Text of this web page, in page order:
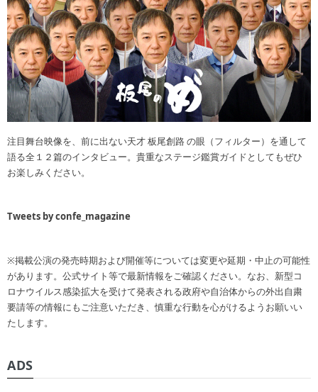
注目舞台映像を、前に出ない天才 板尾創路 の眼（フィルター）を通して
語る全１２篇のインタビュー。貴重なステージ鑑賞ガイドとしてもぜひ
お楽しみください。
Tweets by confe_magazine
※掲載公演の発売時期および開催等については変更や延期・中止の可能性
があります。公式サイト等で最新情報をご確認ください。なお、新型コ
ロナウイルス感染拡大を受けて発表される政府や自治体からの外出自粛
要請等の情報にもご注意いただき、慎重な行動を心がけるようお願いい
たします。
ADS